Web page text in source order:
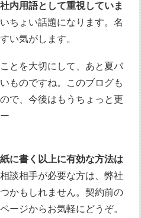
内用語として重視していま
ちょい話題になります。名
い気がします。
とを大切にして、あと夏バ
ものですね。このブログも
で、今後はもうちょっと更
に書く以上に有効な方法は
談相手が必要な方は、弊社
かもしれません。契約前の
ージからお気軽にどうぞ。